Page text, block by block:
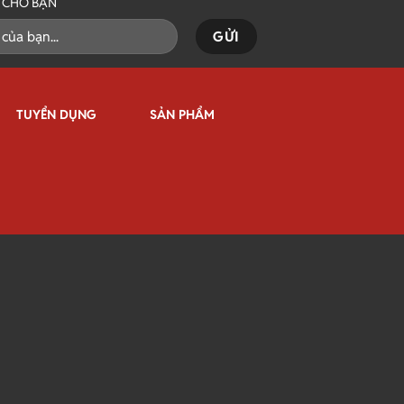
TUYỂN DỤNG SẢN PHẨM